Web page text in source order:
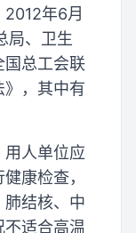
年6月
局、卫生
国总工会联
》，其中有
用人单位应
康检查，
肺结核、中
适合高温